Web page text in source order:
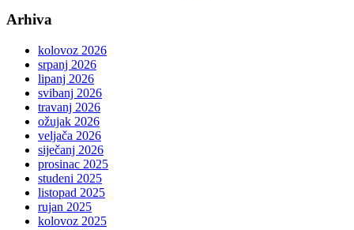
Arhiva
kolovoz 2026
srpanj 2026
lipanj 2026
svibanj 2026
travanj 2026
ožujak 2026
veljača 2026
siječanj 2026
prosinac 2025
studeni 2025
listopad 2025
rujan 2025
kolovoz 2025